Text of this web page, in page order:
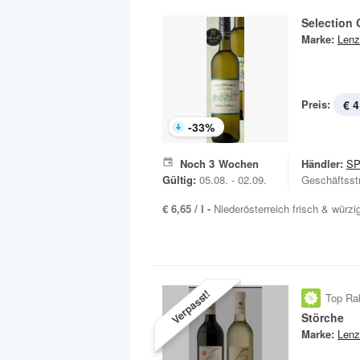
-33%
Selection
Marke:
Preis: €
Noch 3 Wochen
Gültig: 05.08. - 02.09.
Händler:
€ 6,65 / l - Niederösterreich frisch &
Verpasst! Top
Störche
Marke: